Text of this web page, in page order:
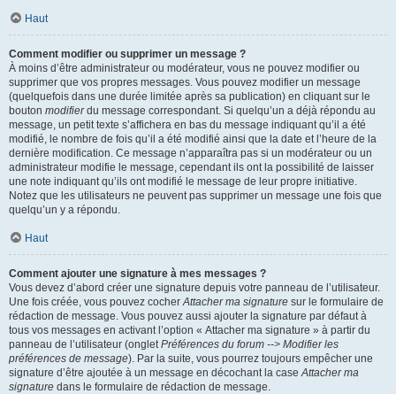
Haut
Comment modifier ou supprimer un message ?
À moins d’être administrateur ou modérateur, vous ne pouvez modifier ou
supprimer que vos propres messages. Vous pouvez modifier un message
(quelquefois dans une durée limitée après sa publication) en cliquant sur le
bouton modifierdu message correspondant. Si quelqu’un a déjà répondu au
message, un petit texte s’affichera en bas du message indiquant qu’il a été
modifié, le nombre de fois qu’il a été modifié ainsi que la date et l’heure de la
dernière modification. Ce message n’apparaîtra pas si un modérateur ou un
administrateur modifie le message, cependant ils ont la possibilité de laisser
une note indiquant qu’ils ont modifié le message de leur propre initiative.
Notez que les utilisateurs ne peuvent pas supprimer un message une fois que
quelqu’un y a répondu.
Haut
Comment ajouter une signature à mes messages ?
Vous devez d’abord créer une signature depuis votre panneau de l’utilisateur.
Une fois créée, vous pouvez cocherAttacher ma signature sur le formulaire de
rédaction de message. Vous pouvez aussi ajouter la signature par défaut à
tous vos messages en activant l’option « Attacher ma signature » à partir du
panneau de l’utilisateur (ongletPréférences du forum --> Modifier les
préférences de message). Par la suite, vous pourrez toujours empêcher une
signature d’être ajoutée à un message en décochant la caseAttacher ma
signature dans le formulaire de rédaction de message.